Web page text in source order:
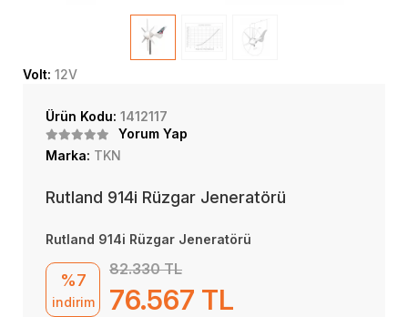
Volt: 12V
Ürün Kodu: 1412117
Yorum Yap
Marka: TKN
Rutland 914i Rüzgar Jeneratörü
Rutland 914i Rüzgar Jeneratörü
%7
indirim
82.330 TL
76.567 TL